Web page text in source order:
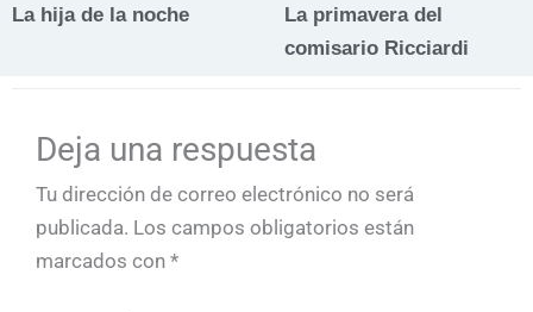
La hija de la noche
La primavera del
comisario Ricciardi
Deja una respuesta
Tu dirección de correo electrónico no será
publicada. Los campos obligatorios están
marcados con *